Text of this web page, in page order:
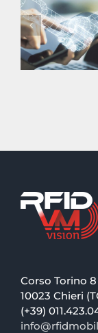
Corso Torino 8
10023 Chieri
(+39)